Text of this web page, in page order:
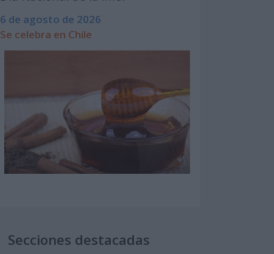
6 de agosto de 2026
Se celebra en Chile
Secciones destacadas